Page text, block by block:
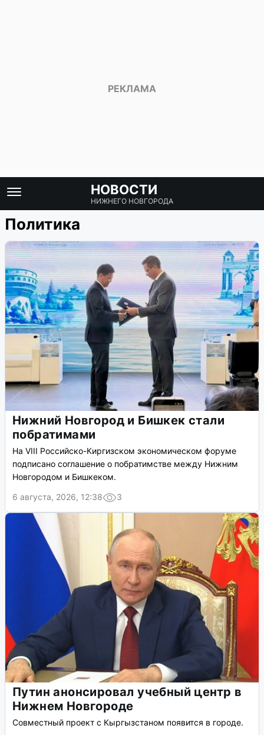
НОВОСТИ
НИЖНЕГО НОВГОРОДА
Политика
Нижний Новгород и Бишкек стали
побратимами
На VIII Российско-Киргизском экономическом форуме
подписано соглашение о побратимстве между Нижним
Новгородом и Бишкеком.
6 августа, 2026, 12:38
3
Путин анонсировал учебный центр в
Нижнем Новгороде
Совместный проект с Кыргызстаном появится в городе.